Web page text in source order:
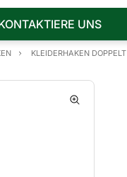
UNS
KLEIDERHAKEN DOPPELT